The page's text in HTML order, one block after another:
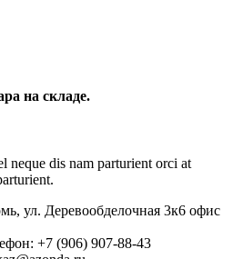
на складе.
neque dis nam parturient orci at
ул. Деревообделочная 3к6 офис
+7 (906) 907-88-43